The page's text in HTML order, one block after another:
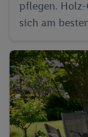
pflegen.
sich am